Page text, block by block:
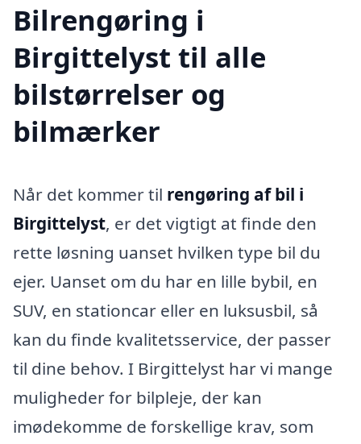
Bilrengøring i
Birgittelyst til alle
bilstørrelser og
bilmærker
Når det kommer til rengøring af bil i
Birgittelyst, er det vigtigt at finde den
rette løsning uanset hvilken type bil du
ejer. Uanset om du har en lille bybil, en
SUV, en stationcar eller en luksusbil, så
kan du finde kvalitetsservice, der passer
til dine behov. I Birgittelyst har vi mange
muligheder for bilpleje, der kan
imødekomme de forskellige krav, som